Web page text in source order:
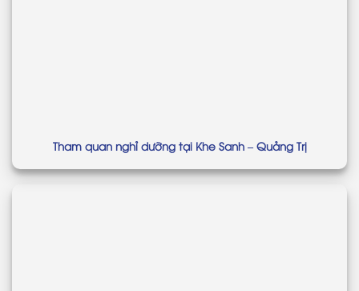
Tham quan nghỉ dưỡng tại Khe Sanh – Quảng Trị